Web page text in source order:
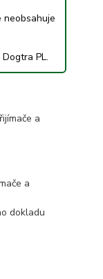
neobsahuje
PL.
a
a
dokladu